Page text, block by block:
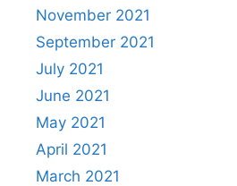
November 2021
September 2021
July 2021
June 2021
May 2021
April 2021
March 2021